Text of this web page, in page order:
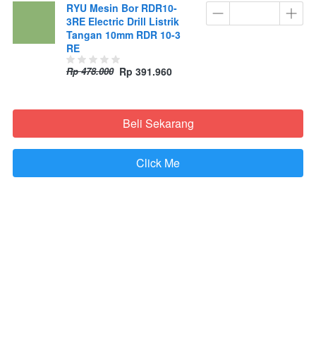
RYU Mesin Bor RDR10-
3RE Electric Drill Listrik
Tangan 10mm RDR 10-3
RE
Rp 478.000 Rp 391.960
`Beli Sekarang
`
Click Me